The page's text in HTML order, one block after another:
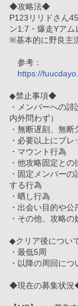
◆攻略法◆
P123リリドさん
ン1:7・爆走Yアム
※基本的に野良主
参考：
https://
◆禁止事項◆
・メンバーへの
内外問わず）
・無断遅刻、無断
・必要以上にプ
・マウント行為
・他攻略固定との
・固定メンバー
する行為
・晒し行為
・出会い目的や
・その他、攻略
◆クリア後につい
・最低5周
・以降の周回に
◆現在の募集状